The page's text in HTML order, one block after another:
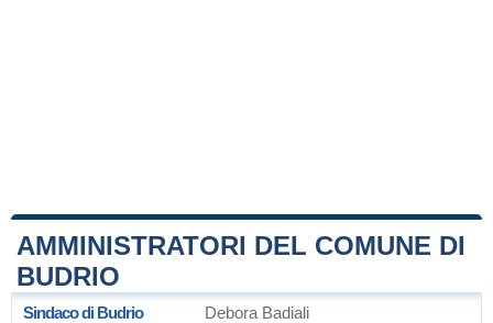
AMMINISTRATORI DEL COMUNE DI
BUDRIO
Sindaco di Budrio Debora Badiali